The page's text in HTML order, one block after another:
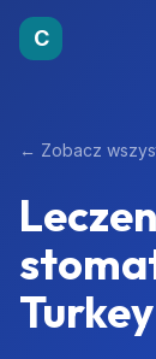
C
← Zobacz
Turkey